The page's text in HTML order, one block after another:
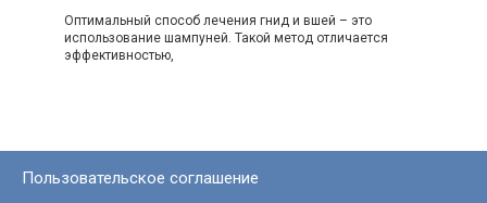
Оптимальный способ лечения гнид и вшей – это
использование шампуней. Такой метод отличается
эффективностью,
Пользовательское соглашение